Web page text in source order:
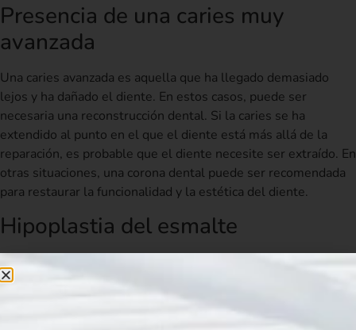
Presencia de una caries muy
avanzada
Una caries avanzada es aquella que ha llegado demasiado
lejos y ha dañado el diente. En estos casos, puede ser
necesaria una reconstrucción dental. Si la caries se ha
extendido al punto en el que el diente está más allá de la
reparación, es probable que el diente necesite ser extraído. En
otras situaciones, una corona dental puede ser recomendada
para restaurar la funcionalidad y la estética del diente.
Hipoplastia del esmalte
La hipoplastia del esmalte es una condición en la que el
esmalte dental no se ha desarrollado correctamente. Esto
puede ser causado por una variedad de razones, como una